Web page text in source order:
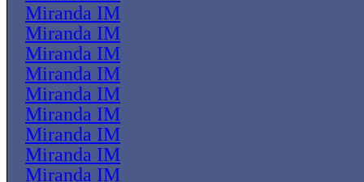
Miranda IM
Miranda IM
Miranda IM
Miranda IM
Miranda IM
Miranda IM
Miranda IM
Miranda IM
Miranda IM